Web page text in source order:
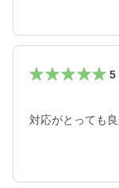
5
対応がとっても